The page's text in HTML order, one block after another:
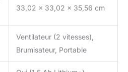
33,02 x 33,02 x 35,56 cm
Ventilateur (2 vitesses),
Brumisateur, Portable